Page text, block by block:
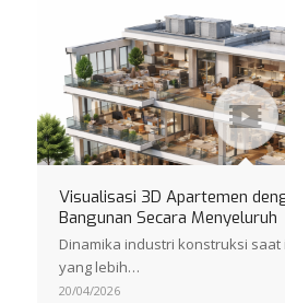
Visualisasi 3D Apartemen
Bangunan Secara Menyeluruh
Dinamika industri konstruksi
yang lebih…
20/04/2026